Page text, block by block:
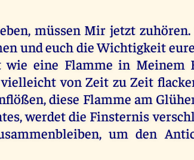
müssen Mir jetzt
und euch die Wichtigkeit
wie eine Flamme in Meinem
von Zeit zu Zeit
diese Flamme am
werdet die Finsternis
um den